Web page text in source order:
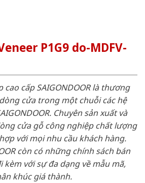
P1G9 do-MDFV-
cao cấp SAIGONDOOR là thương
cửa trong một chuỗi các hệ
Chuyên sản xuất và
cửa gỗ công nghiệp chất lượng
với mọi nhu cầu khách hàng.
còn có những chính sách bán
kèm với sự đa dạng về mẫu mã,
khúc giá thành.